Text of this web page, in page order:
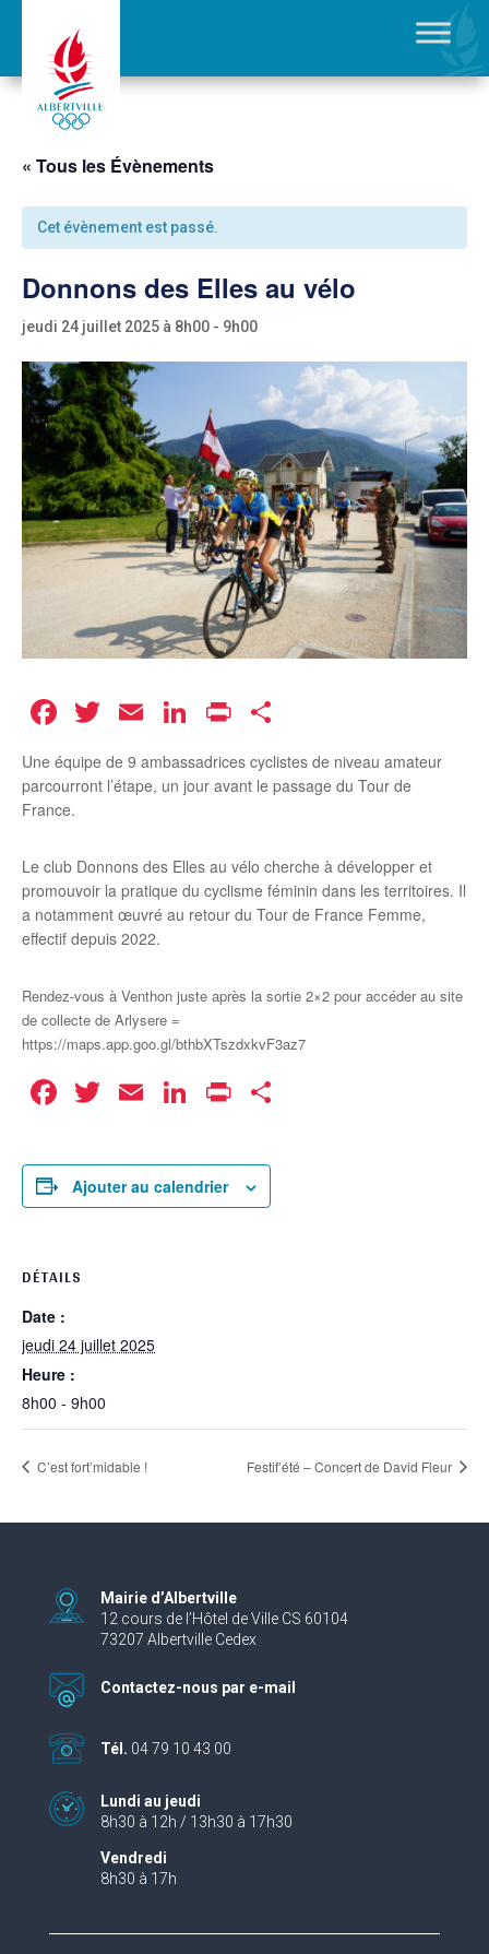
« Tous les Évènements
Cet évènement est passé.
Donnons des Elles au vélo
jeudi 24 juillet 2025 à 8h00 - 9h00
Facebook
Twitter
EmailLinkedIn
Print
Une équipe de 9 ambassadrices cyclistes de niveau amateur
parcourront l’étape, un jour avant le passage du Tour de
France.
Le club Donnons des Elles au vélo cherche à développer et
promouvoir la pratique du cyclisme féminin dans les territoires. Il
a notamment œuvré au retour du Tour de France Femme,
effectif depuis 2022.
Rendez-vous à Venthon juste après la sortie 2×2 pour accéder au site
de collecte de Arlysere =
https://maps.app.goo.gl/bthbXTszdxkvF3az7
Facebook
Twitter
EmailLinkedIn
Print
Ajouter au calendrier
DÉTAILS
Date :
jeudi 24 juillet 2025
Heure :
8h00 - 9h00
C’est fort’midable ! Festif’été – Concert de David Fleur
Mairie d’Albertville
12 cours de l’Hôtel de Ville CS 60104
73207 Albertville Cedex
Contactez-nous par e-mail
Tél. 04 79 10 43 00
Lundi au jeudi
8h30 à 12h / 13h30 à 17h30
Vendredi
8h30 à 17h